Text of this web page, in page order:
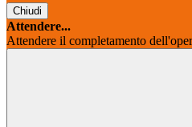
Chiudi
Attendere...
Attendere il completamento